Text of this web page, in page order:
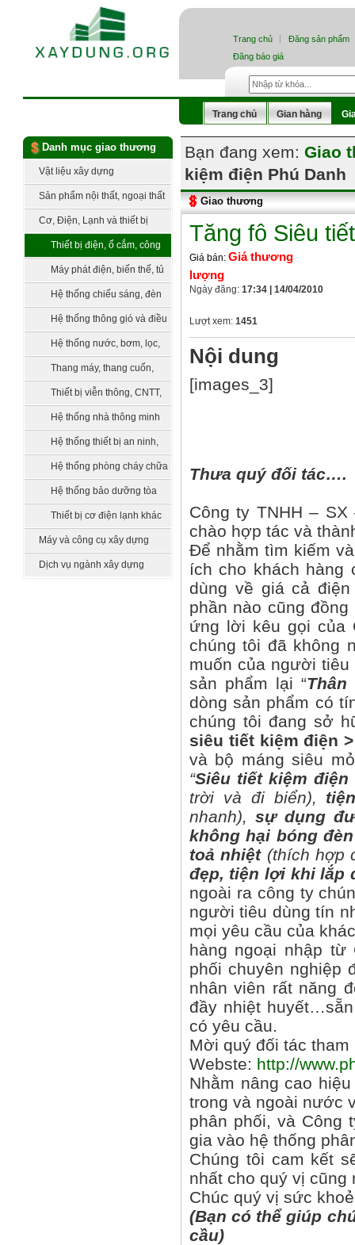
Trang chủ
Đăng sản phẩm
Đăng báo giá
Trang chủ Gian hàng
Danh mục giao thương
Vật liệu xây dựng
Sản phẩm nội thất, ngoại thất
Cơ, Điện, Lạnh và thiết bị
công nghệThiết bị điện, ổ cắm, công
Máy phát điện, biến thế, tủ
điện, trạm điện
Hệ thống chiếu sáng, đèn
trang tríHệ thống thông gió và điều
hòa không khí
Hệ thống nước, bơm, lọc,
bồn chứa, xử lý nước
Thang máy, thang cuốn,
vận thăngThiết bị viễn thông, CNTT,
truyền hìnhHệ thống nhà thông minh
smarthomeHệ thống thiết bị an ninh,
quản lý tòa nhà
Hệ thống phòng cháy chữa
Hệ thống bảo dưỡng tòa
Thiết bị cơ điện lạnh khác
Máy và công cụ xây dựng
Dịch vụ ngành xây dựng
Bạn đang xem: Giao
kiệm điện Phú Danh
Giao thương
Tăng fô Siêu
Giá bán: Giá thương
lượng
Ngày đăng: 17:34 | 14/04/2010
Lượt xem: 1451
Nội dung
[images_3]
Thưa quý đối tác….
Công ty TNHH –
chào hợp tác và
Để nhằm tìm kiếm
ích cho khách hàng
dùng về giá cả
phần nào cũng
ứng lời kêu gọi của
chúng tôi đã không
muốn của người
sản phẩm lại “
dòng sản phẩm có
chúng tôi đang sở
siêu tiết kiệm điện
và bộ máng siêu
“Siêu tiết kiệm
trời và đi biển),
nhanh), sự dụng
không hại bóng
toả nhiệt (thích hợp
đẹp, tiện lợi khi lắp
ngoài ra công ty
người tiêu dùng tín
mọi yêu cầu của
hàng ngoại nhập
phối chuyên nghiệp
nhân viên rất năng
đầy nhiệt
có yêu cầu.
Mời quý đối tác
Webste: http://
Nhằm nâng cao
trong và ngoài nước
phân phối, và Công
gia vào hệ thống
Chúng tôi cam kết
nhất cho quý vị
Chúc quý vị sức
(Bạn có thể giúp
cầu)